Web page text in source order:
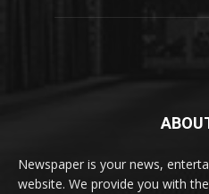
Newspaper is your news,
website. We provide you with